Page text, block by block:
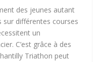
des jeunes autant
sur différentes courses
un
C’est grâce à des
Triathon peut